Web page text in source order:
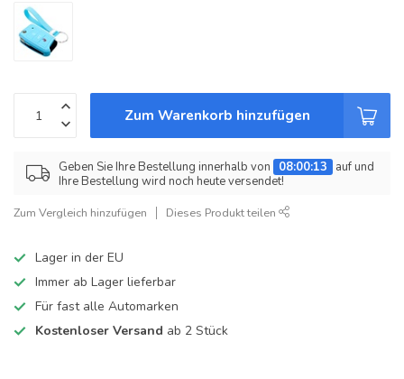
Zum Warenkorb hinzufügen
Geben Sie Ihre Bestellung innerhalb von 08:00:13
auf und
Ihre Bestellung wird noch heute versendet!
Zum Vergleich hinzufügen Dieses Produkt teilen
Lager in der EU
Immer ab Lager lieferbar
Für fast alle Automarken
Kostenloser Versand ab 2 Stück